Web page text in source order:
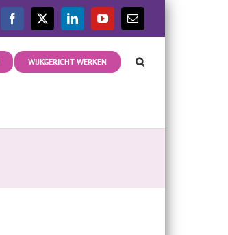
Facebook
X LinkedInYouTube
E-
mail
WIJKGERICHT WERKEN